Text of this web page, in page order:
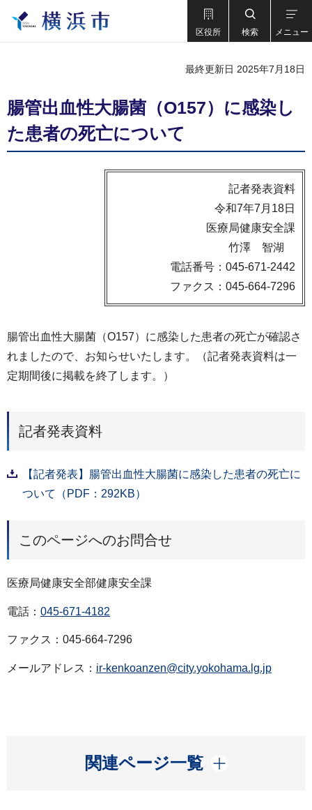
区役所 検索 メニュー
最終更新日 2025年7月18日
腸管出血性大腸菌（О157）に感染し
た患者の死亡について
記者発表資料
令和7年7月18日
医療局健康安全課
竹澤 智湖
電話番号：045-671-2442
ファクス：045-664-7296
腸管出血性大腸菌（О157）に感染した患者の死亡が確認さ
れましたので、お知らせいたします。（記者発表資料は一
定期間後に掲載を終了します。）
記者発表資料
【記者発表】腸管出血性大腸菌に感染した患者の死亡に
ついて（PDF：292KB）
このページへのお問合せ
医療局健康安全部健康安全課
電話： 045-671-4182
ファクス：045-664-7296
メールアドレス： ir-kenkoanzen@city.yokohama.lg.jp
関連ページ一覧
開く